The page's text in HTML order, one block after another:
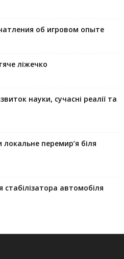
об игровом опыте
ліжечко
науки, сучасні реалії та
локальне перемир’я біля
автомобіля